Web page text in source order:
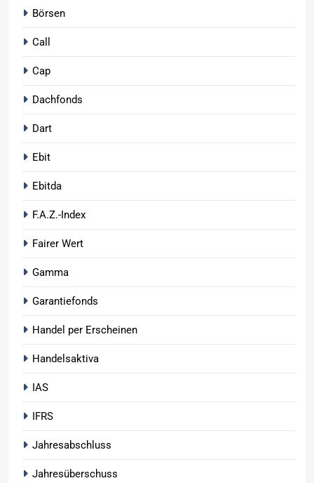
Börsen
Call
Cap
Dachfonds
Dart
Ebit
Ebitda
F.A.Z.-Index
Fairer Wert
Gamma
Garantiefonds
Handel per Erscheinen
Handelsaktiva
IAS
IFRS
Jahresabschluss
Jahresüberschuss